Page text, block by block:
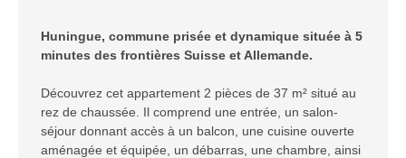
Huningue, commune prisée et dynamique située à 5
minutes des frontières Suisse et Allemande.
Découvrez cet appartement 2 pièces de 37 m² situé au
rez de chaussée. Il comprend une entrée, un salon-
séjour donnant accès à un balcon, une cuisine ouverte
aménagée et équipée, un débarras, une chambre, ainsi